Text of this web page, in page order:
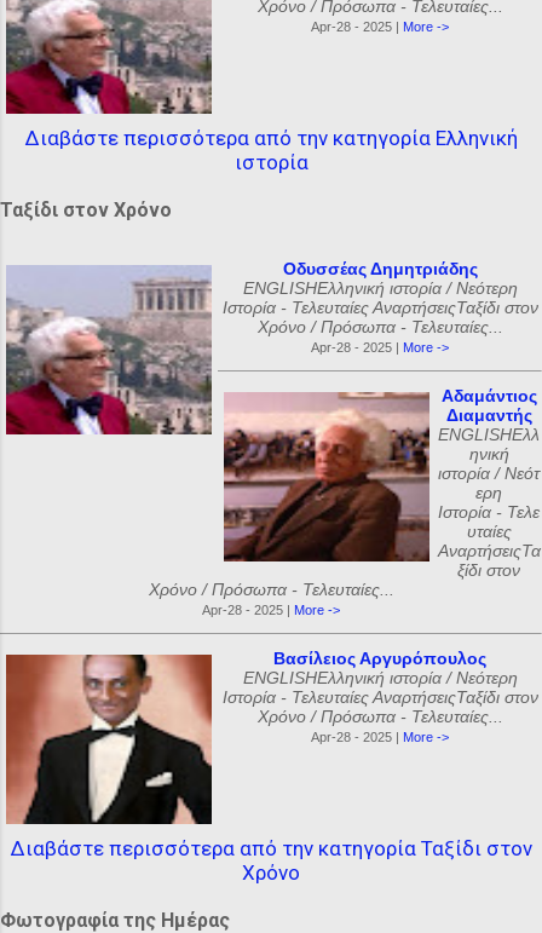
Χρόνο / Πρόσωπα - Τελευταίες...
Apr-28 - 2025 | More ->
Διαβάστε περισσότερα από την κατηγορία Ελληνική
ιστορία
Ταξίδι στον Χρόνο
Οδυσσέας Δημητριάδης
ENGLISHΕλληνική ιστορία / Νεότερη
Ιστορία - Τελευταίες ΑναρτήσειςΤαξίδι στον
Χρόνο / Πρόσωπα - Τελευταίες...
Apr-28 - 2025 | More ->
Αδαμάντιος
Διαμαντής
ENGLISHΕλλ
ηνική
ιστορία / Νεότ
ερη
Ιστορία - Τελε
υταίες
ΑναρτήσειςΤα
ξίδι στον
Χρόνο / Πρόσωπα - Τελευταίες...
Apr-28 - 2025 | More ->
Βασίλειος Αργυρόπουλος
ENGLISHΕλληνική ιστορία / Νεότερη
Ιστορία - Τελευταίες ΑναρτήσειςΤαξίδι στον
Χρόνο / Πρόσωπα - Τελευταίες...
Apr-28 - 2025 | More ->
Διαβάστε περισσότερα από την κατηγορία Ταξίδι στον
Χρόνο
Φωτογραφία της Ημέρας